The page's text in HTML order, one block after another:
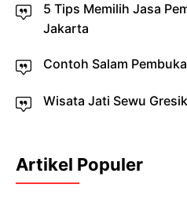
5 Tips Memilih Jasa
Jakarta
Contoh Salam
Wisata Jati Sewu
Artikel Populer